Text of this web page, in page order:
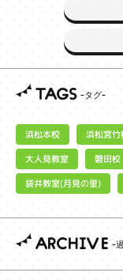
TAGS
浜松本校 浜松宮竹
大人見教室 磐田校
袋井教室(月見の里)
ARCHIVE